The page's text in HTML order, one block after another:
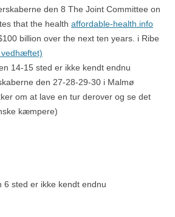
den 8 The Joint Committee on
that the health affordable-health.info
billion over the next ten years. i Ribe
vedhæftet)
14-15 sted er ikke kendt endnu
den 27-28-29-30 i Malmø
om at lave en tur derover og se det
kæmpere)
6 sted er ikke kendt endnu